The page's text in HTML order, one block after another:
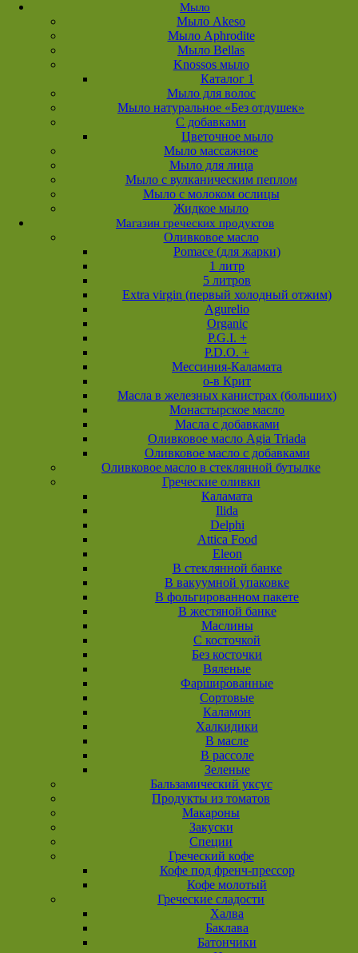
Мыло
Мыло Akeso
Мыло Aphrodite
Мыло Bellas
Knossos мыло
Каталог 1
Мыло для волос
Мыло натуральное «Без отдушек»
С добавками
Цветочное мыло
Мыло массажное
Мыло для лица
Мыло с вулканическим пеплом
Мыло с молоком ослицы
Жидкое мыло
Магазин греческих продуктов
Оливковое масло
Pomace (для жарки)
1 литр
5 литров
Extra virgin (первый холодный отжим)
Agurelio
Organic
P.G.I. +
P.D.O. +
Мессиния-Каламата
о-в Крит
Масла в железных канистрах (больших)
Монастырское масло
Масла с добавками
Оливковое масло Agia Triada
Оливковое масло с добавками
Оливковое масло в стеклянной бутылке
Греческие оливки
Каламата
Ilida
Delphi
Attica Food
Eleon
В стеклянной банке
В вакуумной упаковке
В фольгированном пакете
В жестяной банке
Маслины
С косточкой
Без косточки
Вяленые
Фаршированные
Сортовые
Каламон
Халкидики
В масле
В рассоле
Зеленые
Бальзамический уксус
Продукты из томатов
Макароны
Закуски
Специи
Греческий кофе
Кофе под френч-прессор
Кофе молотый
Греческие сладости
Халва
Баклава
Батончики